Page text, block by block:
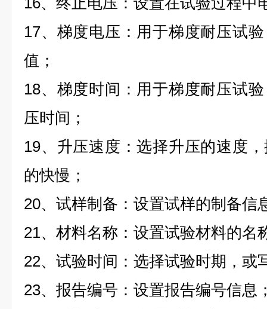
17、梯度电压：用于梯度耐压试
值；
18、梯度时间：用于梯度耐压试
压时间；
19、升压速度：选择升压的速度
的快慢；
20、试样制备：设置试样的制备信
21、材料名称：设置试验材料的名
22、试验时间：选择试验时期，或
23、报告编号：设置报告编号信息